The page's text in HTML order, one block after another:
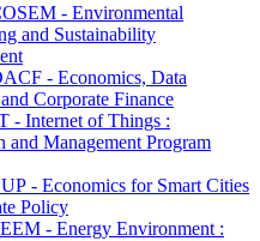
- Environmental
and Sustainability
- Economics, Data
Corporate Finance
- Internet of Things :
and Management Program
- Economics for Smart Cities
Policy
- Energy Environment :